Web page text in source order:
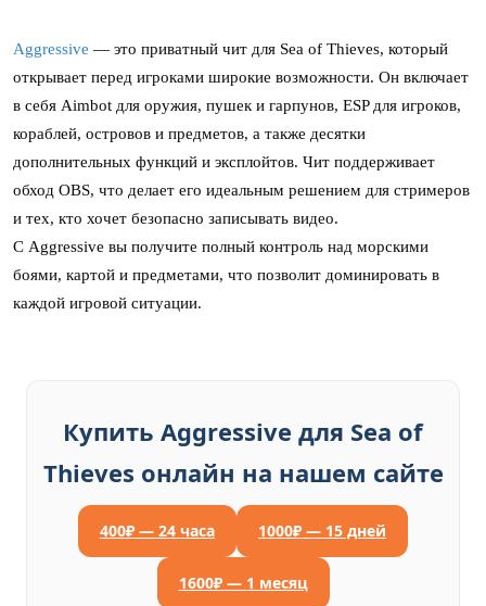
Aggressive — это приватный чит для Sea of Thieves, который
открывает перед игроками широкие возможности. Он включает
в себя Aimbot для оружия, пушек и гарпунов, ESP для игроков,
кораблей, островов и предметов, а также десятки
дополнительных функций и эксплойтов. Чит поддерживает
обход OBS, что делает его идеальным решением для стримеров
и тех, кто хочет безопасно записывать видео.
С Aggressive вы получите полный контроль над морскими
боями, картой и предметами, что позволит доминировать в
каждой игровой ситуации.
Купить Aggressive для Sea of
Thieves онлайн на нашем сайте
400₽ — 24 часа 1000₽ — 15 дней
1600₽ — 1 месяц